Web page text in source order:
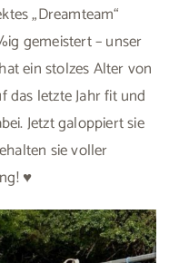
„Dreamteam“
gemeistert – unser
ein stolzes Alter von
das letzte Jahr fit und
Jetzt galoppiert sie
sie voller
♥️